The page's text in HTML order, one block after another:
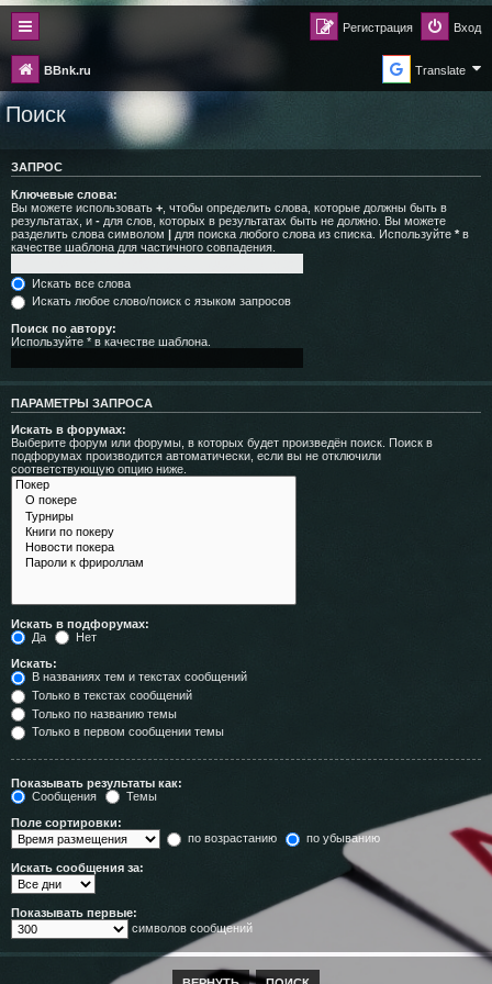
Вход
Регистрация
BBnk.ru Translate
Поиск
ЗАПРОС
Ключевые слова:
Вы можете использовать + , чтобы определить слова, которые должны быть в
результатах, и - для слов, которых в результатах быть не должно. Вы можете
разделить слова символом | для поиска любого слова из списка. Используйте *в
качестве шаблона для частичного совпадения.
Искать все слова
Искать любое слово/поиск с языком запросов
Поиск по автору:
Используйте * в качестве шаблона.
ПАРАМЕТРЫ ЗАПРОСА
Искать в форумах:
Выберите форум или форумы, в которых будет произведён поиск. Поиск в
подфорумах производится автоматически, если вы не отключили
соответствующую опцию ниже.
Искать в подфорумах:
Да
Нет
Искать:
В названиях тем и текстах сообщений
Только в текстах сообщений
Только по названию темы
Только в первом сообщении темы
Показывать результаты как:
Сообщения
Темы
Поле сортировки:
по возрастанию
по убыванию
Искать сообщения за:
Показывать первые:
символов сообщений